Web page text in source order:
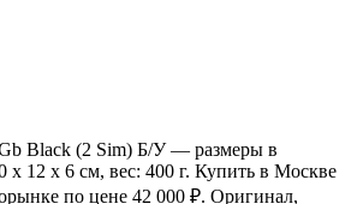
Black (2 Sim) Б/У — размеры в
x 12 x 6 см, вес: 400 г. Купить в Москве
по цене 42 000 ₽. Оригинал,